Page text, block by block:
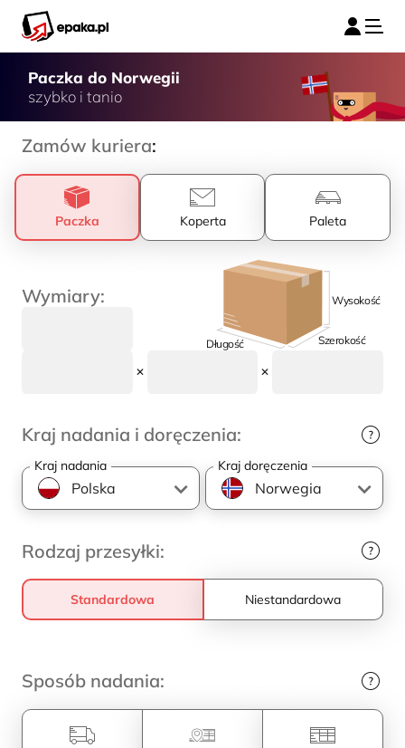
Paczka do Norwegii
szybko i tanio
Zamów kuriera:
Paczka Koperta Paleta
Wymiary:
Szerokość
Wysokość
Długość
✕ ✕
Kraj nadania i doręczenia:
Kraj nadania Kraj doręczenia
Rodzaj przesyłki:
Standardowa Niestandardowa
Sposób nadania: